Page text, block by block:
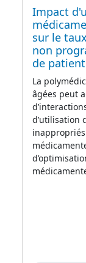
Impact
sur le
non
de
La
âgées peut
d’utilisation